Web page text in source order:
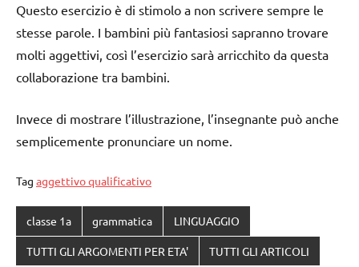
Questo esercizio è di stimolo a non scrivere sempre le
stesse parole. I bambini più fantasiosi sapranno trovare
molti aggettivi, così l’esercizio sarà arricchito da questa
collaborazione tra bambini.
Invece di mostrare l’illustrazione, l’insegnante può anche
semplicemente pronunciare un nome.
Tag aggettivo qualificativo
classe 1a grammatica LINGUAGGIO
TUTTI GLI ARGOMENTI PER ETA' TUTTI GLI ARTICOLI